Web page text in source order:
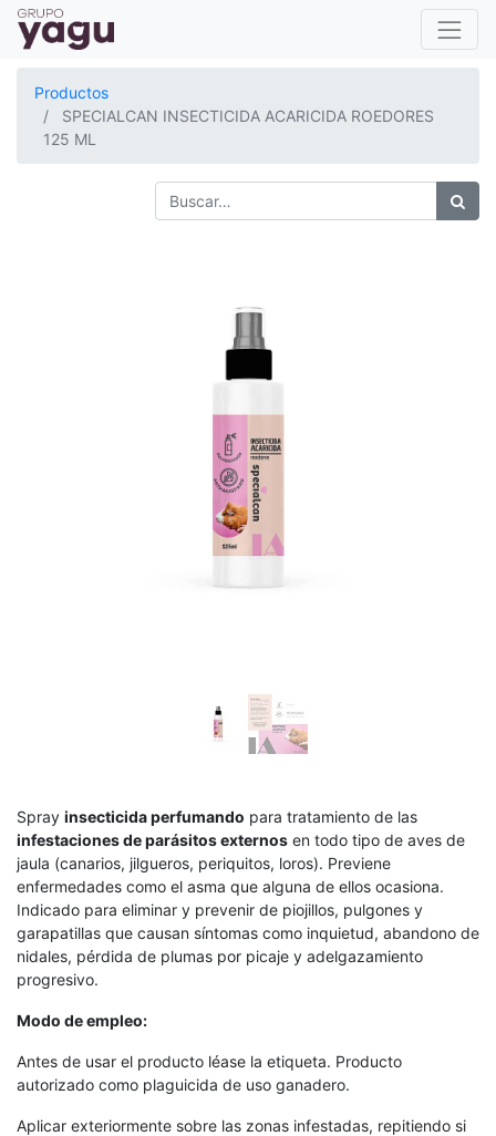
Productos
SPECIALCAN INSECTICIDA ACARICIDA ROEDORES
125 ML
Spray insecticida perfumando para tratamiento de las
infestaciones de parásitos externos en todo tipo de aves de
jaula (canarios, jilgueros, periquitos, loros). Previene
enfermedades como el asma que alguna de ellos ocasiona.
Indicado para eliminar y prevenir de piojillos, pulgones y
garapatillas que causan síntomas como inquietud, abandono de
nidales, pérdida de plumas por picaje y adelgazamiento
progresivo.
Modo de empleo:
Antes de usar el producto léase la etiqueta. Producto
autorizado como plaguicida de uso ganadero.
Aplicar exteriormente sobre las zonas infestadas, repitiendo si